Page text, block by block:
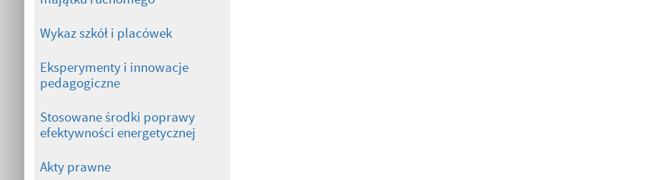
Wykaz szkół i placówek
Eksperymenty i innowacje
pedagogiczne
Stosowane środki poprawy
efektywności energetycznej
Akty prawne